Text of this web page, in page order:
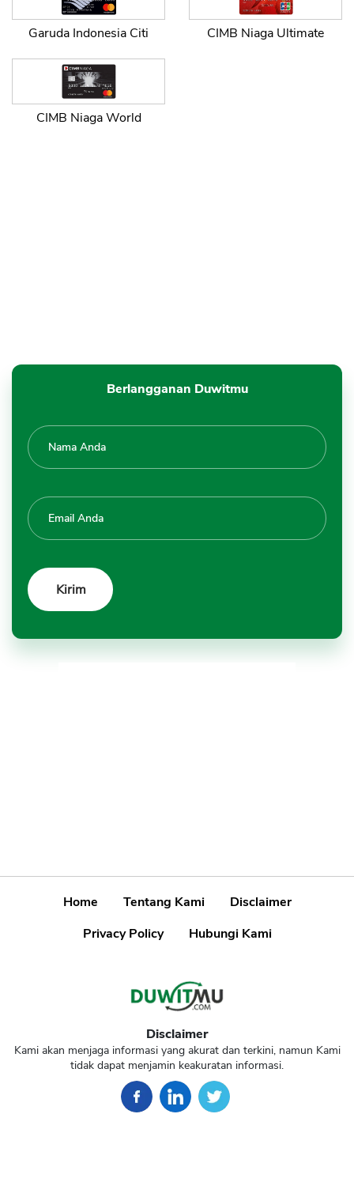
Garuda Indonesia Citi CIMB Niaga Ultimate
CIMB Niaga World
Berlangganan Duwitmu
Home Tentang Kami
Disclaimer
Privacy Policy
Hubungi Kami
Disclaimer
Kami akan menjaga informasi yang akurat dan terkini, namun Kami
tidak dapat menjamin keakuratan informasi.